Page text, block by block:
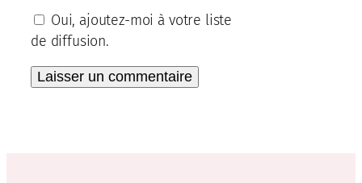
Oui, ajoutez-moi à votre liste
de diffusion.